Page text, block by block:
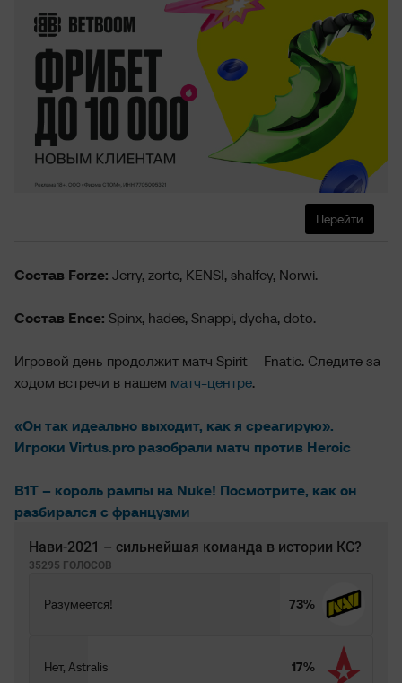
Перейти
Состав Forze: Jerry, zorte, KENSI, shalfey, Norwi.
Состав Ence: Spinx, hades, Snappi, dycha, doto.
Игровой день продолжит матч Spirit – Fnatic. Следите за
ходом встречи в нашем матч-центре.
«Он так идеально выходит, как я среагирую».
Игроки Virtus.pro разобрали матч против Heroic
B1T – король рампы на Nuke! Посмотрите, как он
разбирался с французми
Нави-2021 – сильнейшая команда в истории КС?
35295 ГОЛОСОВ
Разумеется! 73%
Нет, Astralis 17%